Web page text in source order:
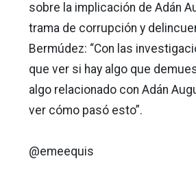
sobre la implicación de Adán
trama de corrupción y
Bermúdez: “Con las
que ver si hay algo que
algo relacionado con Adán
ver cómo pasó esto”.
@emeequis